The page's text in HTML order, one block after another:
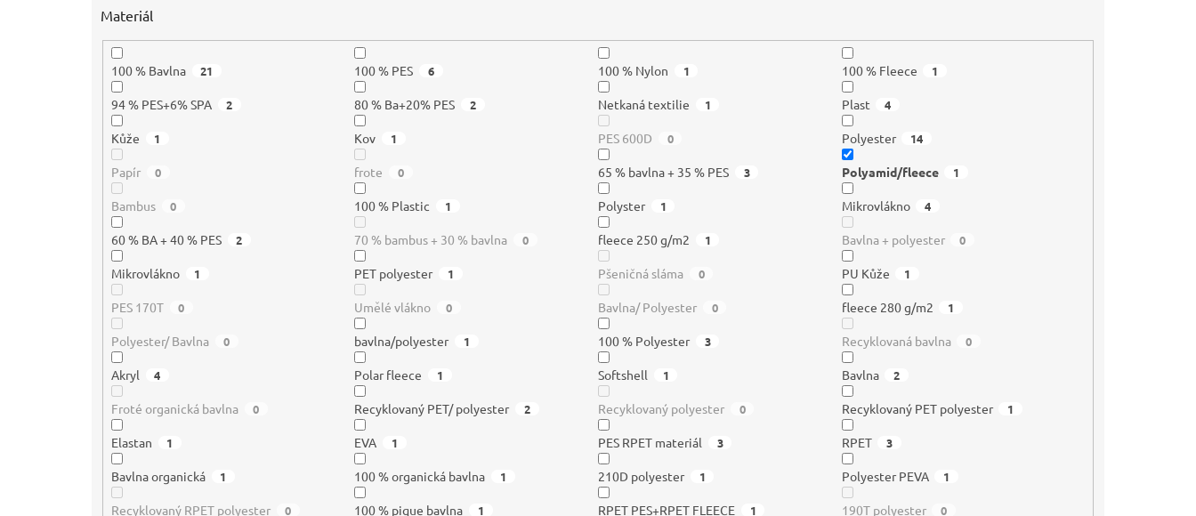
Materiál
100 % Bavlna 21 100 % PES 6 100 % Nylon 1 100 % Fleece 1
94 % PES+6% SPA 2 80 % Ba+20% PES 2 Netkaná textilie 1 Plast 4
Kůže 1 Kov 1 PES 600D 0 Polyester 14
Papír 0 frote 0 65 % bavlna + 35 % PES 3 Polyamid/fleece 1
Bambus 0 100 % Plastic 1 Polyster 1 Mikrovlákno 4
60 % BA + 40 % PES 2 70 % bambus + 30 % bavlna 0 fleece 250 g/m2 1 Bavlna + polyester 0
Mikrovlákno 1 PET polyester 1 Pšeničná sláma 0 PU Kůže 1
PES 170T 0 Umělé vlákno 0 Bavlna/ Polyester 0 fleece 280 g/m2 1
Polyester/ Bavlna 0 bavlna/polyester 1 100 % Polyester 3 Recyklovaná bavlna 0
Akryl 4 Polar fleece 1 Softshell 1 Bavlna 2
Froté organická bavlna 0 Recyklovaný PET/ polyester 2 Recyklovaný polyester 0 Recyklovaný PET polyester 1
Elastan 1 EVA 1 PES RPET materiál 3 RPET 3
Bavlna organická 1 100 % organická bavlna 1 210D polyester 1 Polyester PEVA 1
Recyklovaný RPET polyester 0 100 % pique bavlna 1 RPET PES+RPET FLEECE 1 190T polyester 0